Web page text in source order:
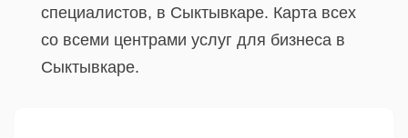
специалистов, в Сыктывкаре. Карта всех
со всеми центрами услуг для бизнеса в
Сыктывкаре.